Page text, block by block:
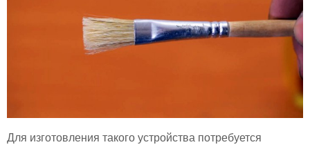
Для изготовления такого устройства потребуется